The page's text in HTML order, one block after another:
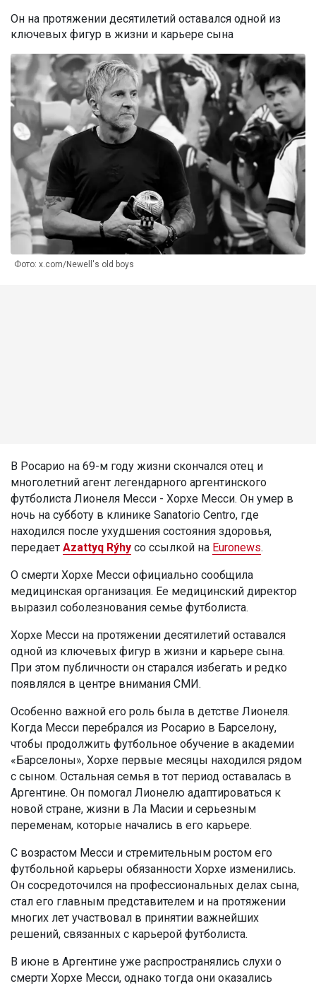
Он на протяжении десятилетий оставался одной из
ключевых фигур в жизни и карьере сына
Фото: x.com/Newell's old boys
В Росарио на 69-м году жизни скончался отец и
многолетний агент легендарного аргентинского
футболиста Лионеля Месси - Хорхе Месси. Он умер в
ночь на субботу в клинике Sanatorio Centro, где
находился после ухудшения состояния здоровья,
передает Azattyq Rýhy со ссылкой на Euronews.
О смерти Хорхе Месси официально сообщила
медицинская организация. Ее медицинский директор
выразил соболезнования семье футболиста.
Хорхе Месси на протяжении десятилетий оставался
одной из ключевых фигур в жизни и карьере сына.
При этом публичности он старался избегать и редко
появлялся в центре внимания СМИ.
Особенно важной его роль была в детстве Лионеля.
Когда Месси перебрался из Росарио в Барселону,
чтобы продолжить футбольное обучение в академии
«Барселоны», Хорхе первые месяцы находился рядом
с сыном. Остальная семья в тот период оставалась в
Аргентине. Он помогал Лионелю адаптироваться к
новой стране, жизни в Ла Масии и серьезным
переменам, которые начались в его карьере.
С возрастом Месси и стремительным ростом его
футбольной карьеры обязанности Хорхе изменились.
Он сосредоточился на профессиональных делах сына,
стал его главным представителем и на протяжении
многих лет участвовал в принятии важнейших
решений, связанных с карьерой футболиста.
В июне в Аргентине уже распространялись слухи о
смерти Хорхе Месси, однако тогда они оказались